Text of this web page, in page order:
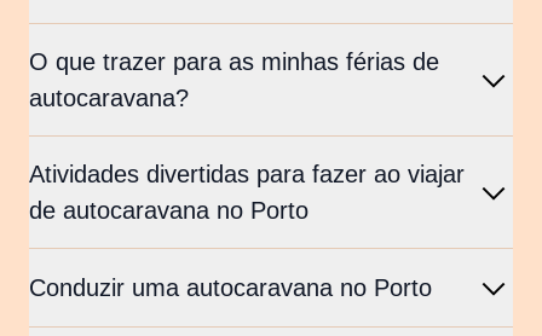
O que trazer para as minhas férias de
autocaravana?
Atividades divertidas para fazer ao viajar
de autocaravana no Porto
Conduzir uma autocaravana no Porto